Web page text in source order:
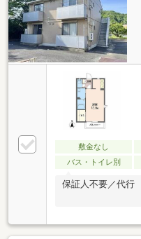
敷金なし
バス・トイレ別
保証人不要／代行